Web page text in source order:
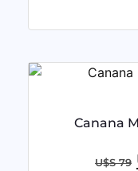
Canana
U$S79